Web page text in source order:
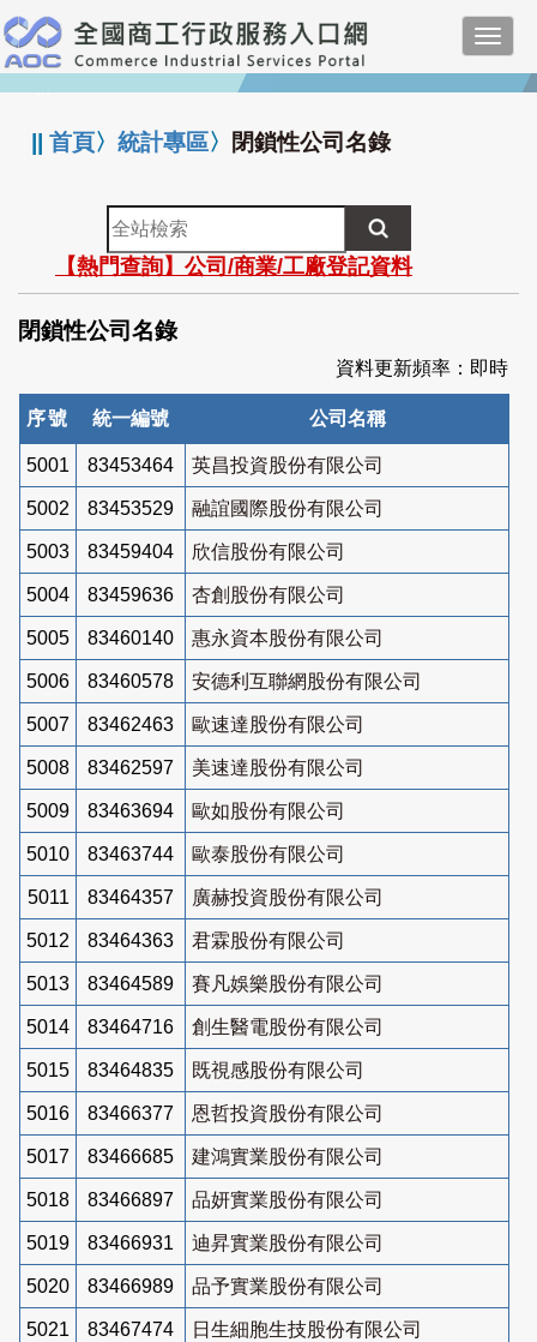
跳
到
主
要
:::
||首頁〉統計專區〉 閉鎖性公司名錄
全
站
檢
索
【熱門查詢】公司/商業/工廠登記資料
閉鎖性公司名錄
資料更新頻率：即時
序號 統一編號 公司名稱
5001 83453464 英昌投資股份有限公司
5002 83453529 融誼國際股份有限公司
5003 83459404 欣信股份有限公司
5004 83459636 杏創股份有限公司
5005 83460140 惠永資本股份有限公司
5006 83460578 安德利互聯網股份有限公司
5007 83462463 歐速達股份有限公司
5008 83462597 美速達股份有限公司
5009 83463694 歐如股份有限公司
5010 83463744 歐泰股份有限公司
5011 83464357 廣赫投資股份有限公司
5012 83464363 君霖股份有限公司
5013 83464589 賽凡娛樂股份有限公司
5014 83464716 創生醫電股份有限公司
5015 83464835 既視感股份有限公司
5016 83466377 恩哲投資股份有限公司
5017 83466685 建鴻實業股份有限公司
5018 83466897 品妍實業股份有限公司
5019 83466931 迪昇實業股份有限公司
5020 83466989 品予實業股份有限公司
5021 83467474 日生細胞生技股份有限公司